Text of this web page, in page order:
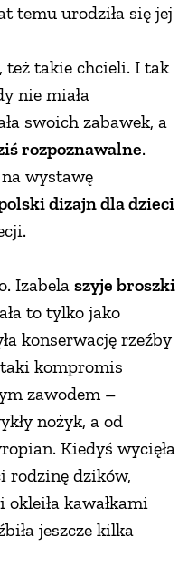
temu urodziła się jej
też takie chcieli. I tak
nie miała
swoich zabawek, a
rozpoznawalne.
wystawę
dizajn dla dzieci
Izabela szyje broszki
to tylko jako
konserwację rzeźby
kompromis
zawodem –
nożyk, a od
Kiedyś wycięła
rodzinę dzików,
kawałkami
jeszcze kilka